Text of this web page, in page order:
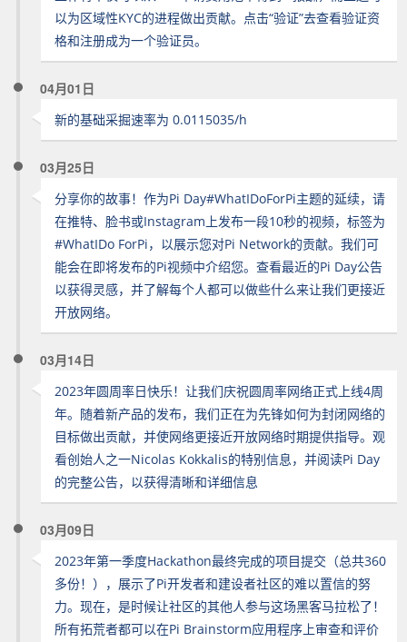
以为区域性KYC的进程做出贡献。点击“验证”去查看验证资
格和注册成为一个验证员。
04月01日
新的基础采掘速率为 0.0115035/h
03月25日
分享你的故事！作为Pi Day#WhatIDoForPi主题的延续，请
在推特、脸书或Instagram上发布一段10秒的视频，标签为
#WhatIDo ForPi，以展示您对Pi Network的贡献。我们可
能会在即将发布的Pi视频中介绍您。查看最近的Pi Day公告
以获得灵感，并了解每个人都可以做些什么来让我们更接近
开放网络。
03月14日
2023年圆周率日快乐！让我们庆祝圆周率网络正式上线4周
年。随着新产品的发布，我们正在为先锋如何为封闭网络的
目标做出贡献，并使网络更接近开放网络时期提供指导。观
看创始人之一Nicolas Kokkalis的特别信息，并阅读Pi Day
的完整公告，以获得清晰和详细信息
03月09日
2023年第一季度Hackathon最终完成的项目提交（总共360
多份！），展示了Pi开发者和建设者社区的难以置信的努
力。现在，是时候让社区的其他人参与这场黑客马拉松了！
所有拓荒者都可以在Pi Brainstorm应用程序上审查和评价